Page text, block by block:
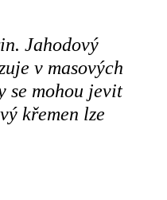
Jahodový
v masových
se mohou jevit
křemen lze